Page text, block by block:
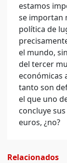
estamos
se importan
política de
el mundo,
del tercer
económicas
tanto son
el que uno
concluye
euros, ¿no?
Relacionados